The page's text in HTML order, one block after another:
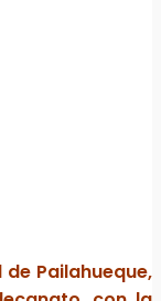
Pailahueque,